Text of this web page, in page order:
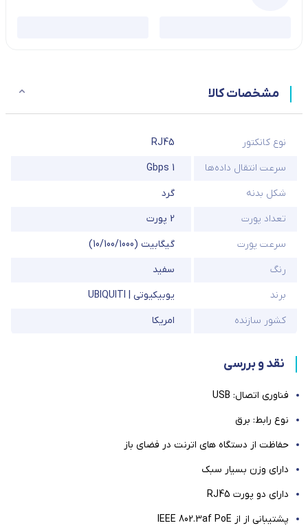
مشخصات کالا
نوع کانکتور
RJ45
سرعت انتقال داده‌ها
1 Gbps
شکل بدنه
گرد
تعداد پورت
2 پورت
سرعت پورت
گیگابیت (10/100/1000)
رنگ
سفید
برند
یوبیکیوتی | UBIQUITI
کشور سازنده
امریکا
نقد و بررسی
فناوری اتصال: USB
نوع رابط: برق
حفاظت از دستگاه های اترنت در فضای باز
دارای وزن بسیار سبک
دارای دو پورت RJ45
پشتیبانی از از IEEE 802.3af PoE